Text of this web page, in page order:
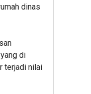
dinas
di
terjadi nilai